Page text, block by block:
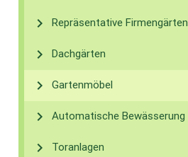
chevron_right Repräsentative Firmengärten
chevron_right Dachgärten
chevron_right Gartenmöbel
chevron_right Automatische Bewässerung
chevron_right Toranlagen